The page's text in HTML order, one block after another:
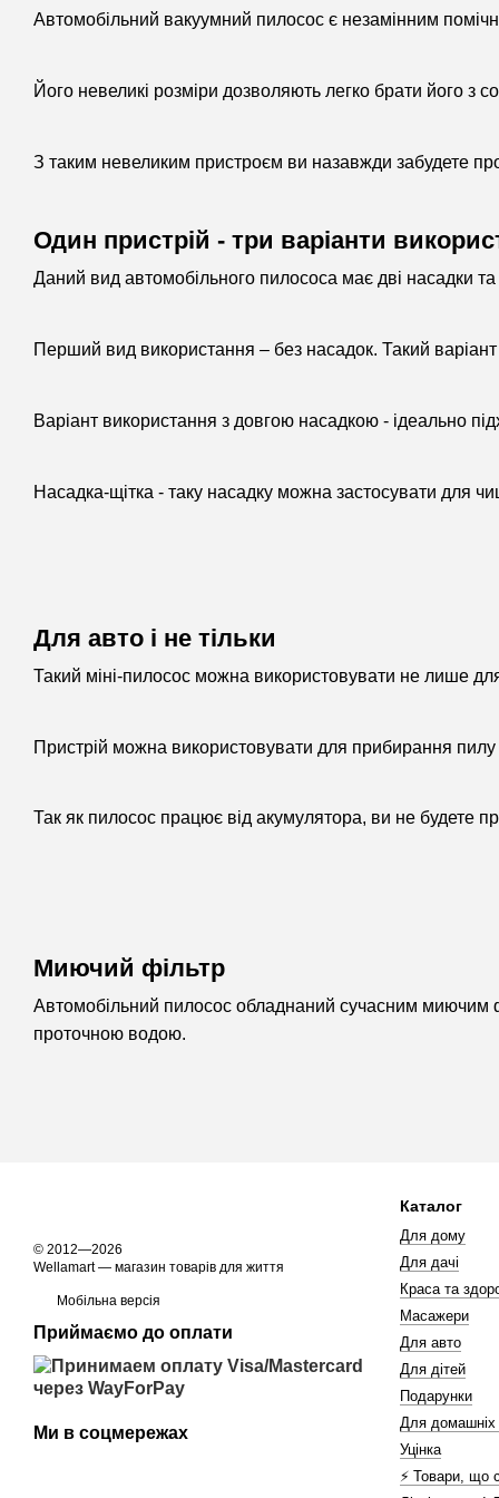
Автомобільний вакуумний пилосос є незамінним
Його невеликі розміри дозволяють легко брати його з
З таким невеликим пристроєм ви назавжди забудете
Один пристрій - три варіанти
Даний вид автомобільного пилососа має дві насадки
Перший вид використання – без насадок. Такий
Варіант використання з довгою насадкою - ідеально
Насадка-щітка - таку насадку можна застосувати для
Для авто і не тільки
Такий міні-пилосос можна використовувати не лише
Пристрій можна використовувати для прибирання
Так як пилосос працює від акумулятора, ви не будете
Миючий фільтр
Автомобільний пилосос обладнаний сучасним миючим
проточною водою.
© 2012—2026
Wellamart — магазин товарів для життя
Мобільна версія
Приймаємо до оплати
Ми в соцмережах
Каталог
Для дому
Для дачі
Краса та
Масажери
Для авто
Для дітей
Подарунки
Для домашніх
Уцінка
⚡️ Товари, що